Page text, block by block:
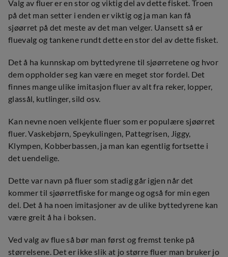
Valg av fluer er en stor og viktig del av dette fisket. Troen
på det man setter i enden er viktig og ja man kan få
sjøørret på det meste av det man velger. Uansett så er
fluevalg og tankene rundt dette en stor del av dette fisket.
Det å ha kunnskap om byttedyrene til sjøørretene og hvor
dem oppholder seg kan være en meget stor fordel. Det
finnes mange ulike imitasjon fluer av alt fra reker, lopper,
glassål, kutlinger, sild osv.
Kan nevne noen velkjente fluer som er populære sjøørret
fluer. Vaskebjørn, Speykulingen, Pattegrisen, Jiggy,
Klympen, Kobberbassen, ja man kan egentlig fortsette i
det uendelige.
Dette var navn på fluer som stadig går igjen når det
kommer til sjøørretfiske for mange og også for min egen
del. Det å ha noen imitasjoner av de ulike byttedyrene kan
være greit å ha i boksen.
Ved valg av flue så bør man først og fremst tenke på
størrelsene. Det er ikke slik at jo større fluer man bruker jo